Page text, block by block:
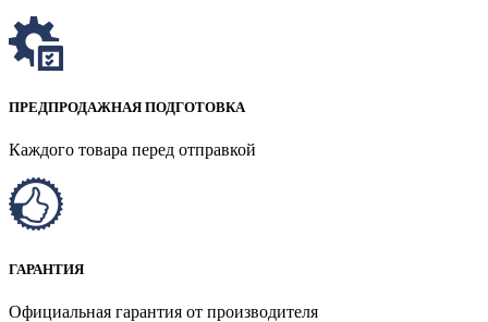
ПРЕДПРОДАЖНАЯ ПОДГОТОВКА
Каждого товара перед отправкой
ГАРАНТИЯ
Официальная гарантия от производителя